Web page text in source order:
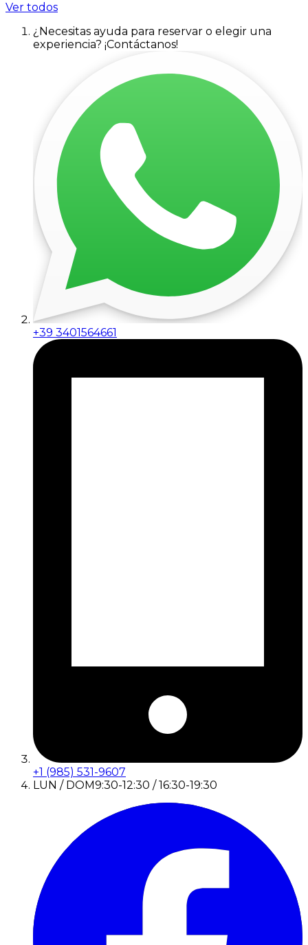
Ver todos
¿Necesitas ayuda para reservar o elegir una
experiencia? ¡Contáctanos!
+39 3401564661
+1 (985) 531-9607
LUN / DOM9:30-12:30 / 16:30-19:30